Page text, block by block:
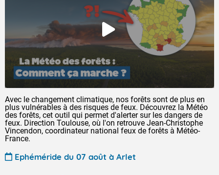
Avec le changement climatique, nos forêts sont de plus en
plus vulnérables à des risques de feux. Découvrez la Météo
des forêts, cet outil qui permet d'alerter sur les dangers de
feux. Direction Toulouse, où l'on retrouve Jean-Christophe
Vincendon, coordinateur national feux de forêts à Météo-
France.
Ephéméride du 07 août à Arlet